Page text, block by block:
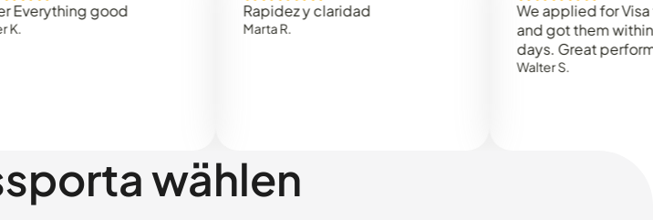
good Rapidez y claridad
We applied for Visa to
and got them within 3
days. Great performance!
Walter S.
wählen